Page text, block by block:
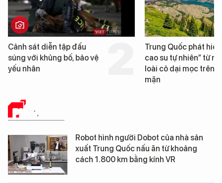
sát diễn tập đấu
với khủng bố, bảo vệ
nhân
Trung Quốc phát hiện
cao su tự nhiên” từ một
loài cỏ dại mọc trên đất
mặn
PHÂN TÍCH
Robot hình người Dobot của nhà sản
xuất Trung Quốc nấu ăn từ khoảng
cách 1.800 km bằng kính VR